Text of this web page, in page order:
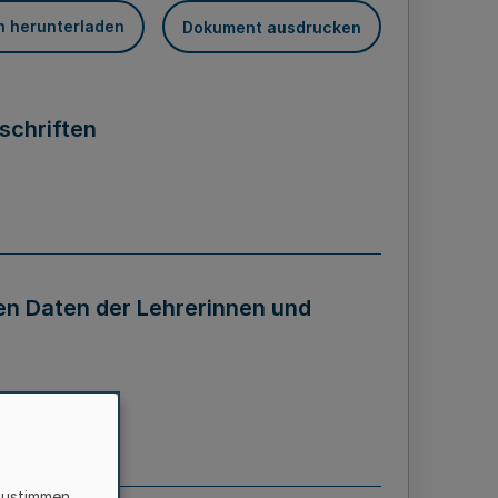
herunterladen Dokument ausdrucken
Daten der Lehrerinnen und